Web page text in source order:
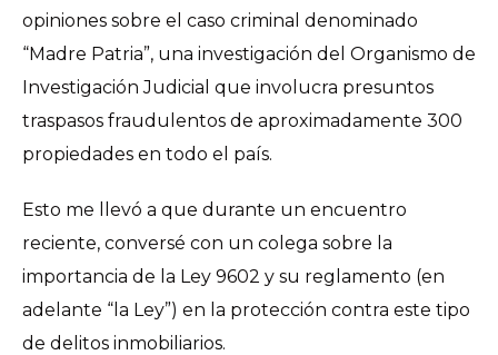
opiniones sobre el caso criminal denominado
“Madre Patria”, una investigación del Organismo de
Investigación Judicial que involucra presuntos
traspasos fraudulentos de aproximadamente 300
propiedades en todo el país.
Esto me llevó a que durante un encuentro
reciente, conversé con un colega sobre la
importancia de la Ley 9602 y su reglamento (en
adelante “la Ley”) en la protección contra este tipo
de delitos inmobiliarios.